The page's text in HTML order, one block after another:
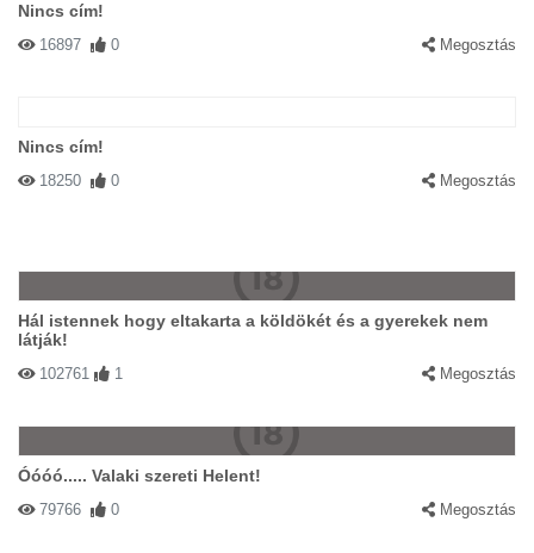
Nincs cím!
16897 0 Megosztás
Nincs cím!
18250 0 Megosztás
Hál istennek hogy eltakarta a köldökét és a gyerekek nem
látják!
102761 1 Megosztás
Óóóó..... Valaki szereti Helent!
79766 0 Megosztás